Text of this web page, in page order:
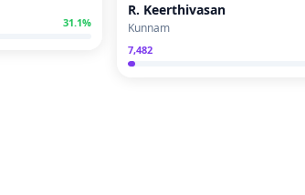
31.1%
R. Keerthivasan
Kunnam
7,482